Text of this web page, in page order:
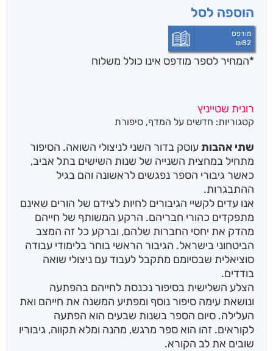
הוספה לסל
מודפס
₪82
*המחיר לספר מודפס אינו כולל משלוח
רונית שטייניץ
קטגוריות: חדשים על המדף, סיפורת
שתי אהבותעוסק בדור השני לניצולי השואה. הסיפור
מתחיל במחצית השנייה של שנות השישים בתל אביב,
כאשר גיבורי הספר נפגשים לראשונה והם בגיל
ההתבגרות.
אנו עדים לקשיי הגיבורים לחיות לצידם של הורים שאינם
מתפקדים כהורי חבריהם. הרקע המשותף של חייהם
מהדק את יחסי החברות שלהם, וברקע כל זה המצב
הביטחוני בישראל. הגיבור הראשי בוחר בלימודי עבודה
סוציאלית שבסיומם מתקבל לעבוד עם ניצולי שואה
בודדים.
הצלע השלישית בסיפור נכנסת לחייהם בהפתעה
ונושאת עימה סיפור נוסף ומפתיע המשנה את חייהם ואת
העלילה. סיום הספר בשנות שבעים הוא הפתעה
לקוראים. זהו הוא ספר מרגש, מהנה ומלא תקווה, גיבוריו
שובים את לב הקורא.